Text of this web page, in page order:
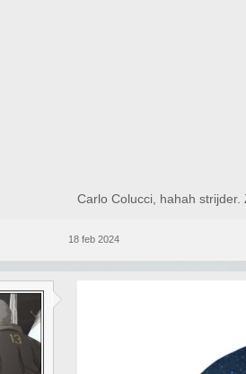
Carlo Colucci, hahah
18 feb 2024